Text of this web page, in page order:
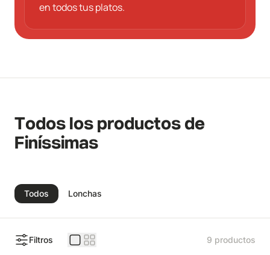
en todos tus platos.
Todos los productos de
Finíssimas
Todos Lonchas
Filtros 9 productos